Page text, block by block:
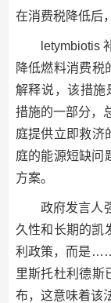
在消费税降低后
letymbiotis
降低燃料消费税
解释说，该措施
措施的一部分，
庭提供立即救济
庭的能源短缺问
方案。
政府发言人
久性和长期的凯
利政策，而是
里斯托杜利德斯
布，这意味着该